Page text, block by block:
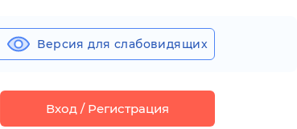
Версия для слабовидящих
Вход / Регистрация